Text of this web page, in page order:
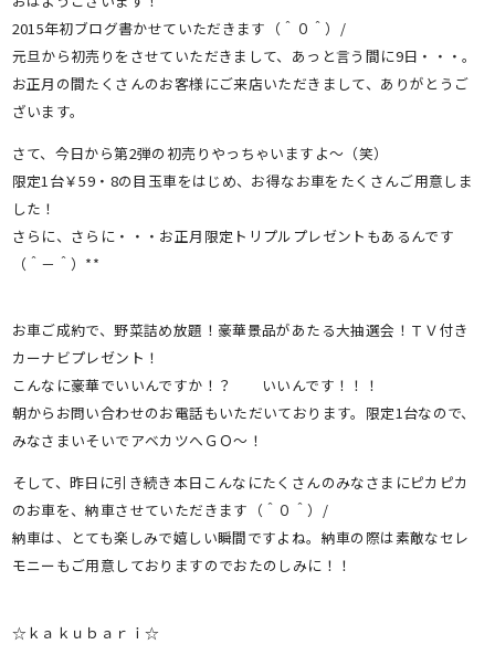
2015年初ブログ書かせていただきます（＾０＾）/
元旦から初売りをさせていただきまして、あっと言う間に9日・・・。
お正月の間たくさんのお客様にご来店いただきまして、ありがとうご
ざいます。
さて、今日から第2弾の初売りやっちゃいますよ～（笑）
限定1台￥59・8の目玉車をはじめ、お得なお車をたくさんご用意しま
した！
さらに、さらに・・・お正月限定トリプルプレゼントもあるんです
（＾－＾）**
お車ご成約で、野菜詰め放題！豪華景品があたる大抽選会！ＴＶ付き
カーナビプレゼント！
こんなに豪華でいいんですか！？ いいんです！！！
朝からお問い合わせのお電話もいただいております。限定1台なので、
みなさまいそいでアベカツへＧＯ～！
そして、昨日に引き続き本日こんなにたくさんのみなさまにピカピカ
のお車を、納車させていただきます（＾０＾）/
納車は、とても楽しみで嬉しい瞬間ですよね。納車の際は素敵なセレ
モニーもご用意しておりますのでおたのしみに！！
☆ｋａｋｕｂａｒｉ☆